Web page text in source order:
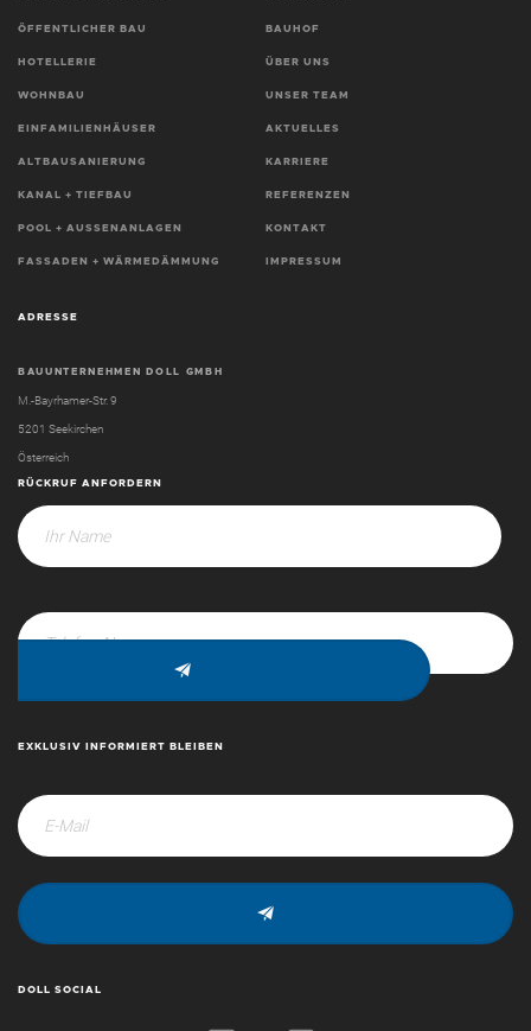
ÖFFENTLICHER BAU
HOTELLERIE
WOHNBAU
EINFAMILIENHÄUSER
ALTBAUSANIERUNG
KANAL + TIEFBAU
POOL + AUSSENANLAGEN
FASSADEN + WÄRMEDÄMMUNG
BAUHOF
ÜBER UNS
UNSER TEAM
AKTUELLES
KARRIERE
REFERENZEN
KONTAKT
IMPRESSUM
ADRESSE
BAUUNTERNEHMEN DOLL GMBH
M.-Bayrhamer-Str. 9
5201 Seekirchen
Österreich
RÜCKRUF ANFORDERN
EXKLUSIV INFORMIERT BLEIBEN
DOLL SOCIAL